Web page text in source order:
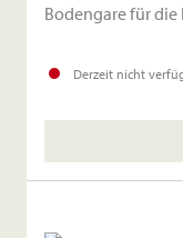
Derzeit nicht